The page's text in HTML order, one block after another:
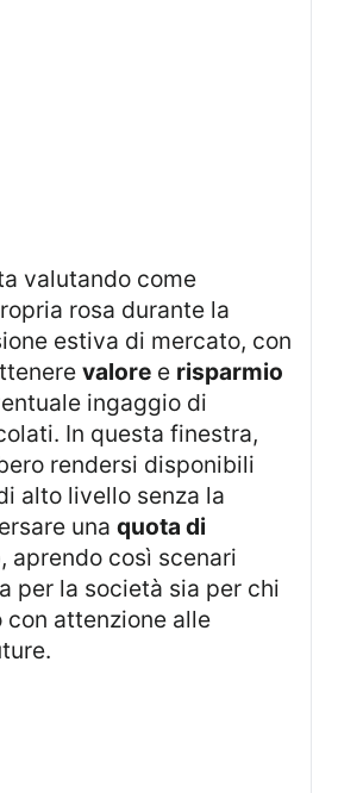
rosa durante la
estiva di mercato, con
valore e risparmio
ingaggio di
In questa finestra,
rendersi disponibili
alto livello senza la
unaquota di
, aprendo così scenari
per la società sia per chi
con attenzione alle